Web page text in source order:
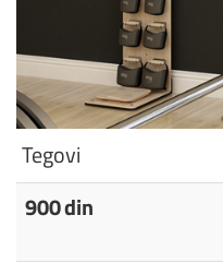
Tegovi
900din